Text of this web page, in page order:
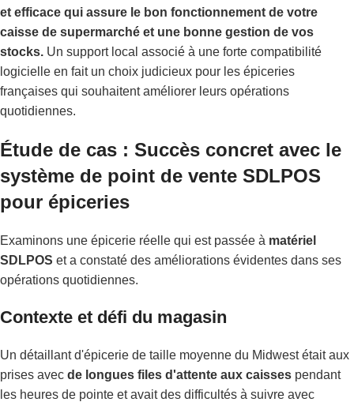
et efficace qui assure le bon fonctionnement de votre
caisse de supermarché et une bonne gestion de vos
stocks. Un support local associé à une forte compatibilité
logicielle en fait un choix judicieux pour les épiceries
françaises qui souhaitent améliorer leurs opérations
quotidiennes.
Étude de cas : Succès concret avec le
système de point de vente SDLPOS
pour épiceries
Examinons une épicerie réelle qui est passée à matériel
SDLPOS et a constaté des améliorations évidentes dans ses
opérations quotidiennes.
Contexte et défi du magasin
Un détaillant d'épicerie de taille moyenne du Midwest était aux
prises avec de longues files d'attente aux caisses pendant
les heures de pointe et avait des difficultés à suivre avec